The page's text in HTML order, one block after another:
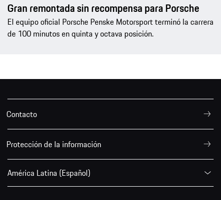
Gran remontada sin recompensa para Porsche
El equipo oficial Porsche Penske Motorsport terminó la carrera
de 100 minutos en quinta y octava posición.
Contacto
Protección de la información
América Latina (Español)